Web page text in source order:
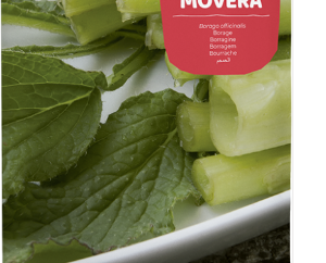
Borraja movera
Hortícolas